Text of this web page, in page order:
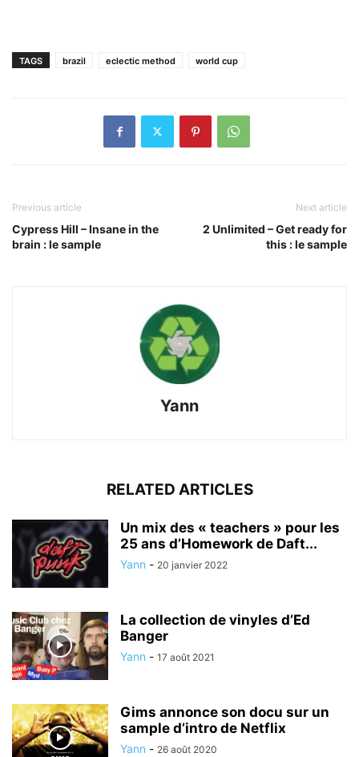
TAGS brazil eclectic method world cup
Previous article
Cypress Hill – Insane in the
brain : le sample
Next article
2 Unlimited – Get ready for
this : le sample
Yann
RELATED ARTICLES
Un mix des « teachers » pour les
25 ans d’Homework de Daft...
Yann - 20 janvier 2022
La collection de vinyles d’Ed
Banger
Yann - 17 août 2021
Gims annonce son docu sur un
sample d’intro de Netflix
Yann - 26 août 2020